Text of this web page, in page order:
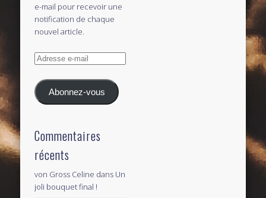
e-mail pour recevoir une
notification de chaque
nouvel article.
Adresse
mail
Abonnez-vous
Commentaires
récents
von Gross Celine dans Un
joli bouquet final !